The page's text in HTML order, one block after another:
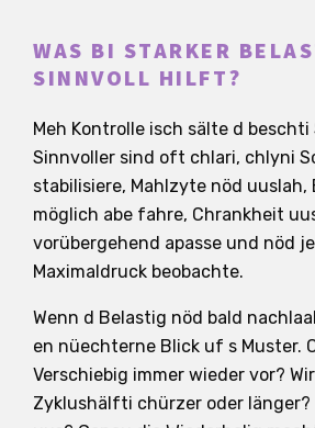
WAS BI STARKER
SINNVOLL HILFT?
Meh Kontrolle isch sälte d
Sinnvoller sind oft chlari, chlyni
stabilisiere, Mahlzyte nöd uuslah,
möglich abe fahre, Chrankheit
vorübergehend apasse und nöd
Maximaldruck beobachte.
Wenn d Belastig nöd bald
en nüechterne Blick uf s Muster.
Verschiebig immer wieder vor?
Zyklushälfti chürzer oder